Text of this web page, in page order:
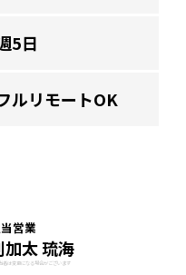
5日
ルリモートOK
営業
加太 琉海
者は変更になる場合がございます